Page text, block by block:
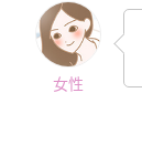
女性